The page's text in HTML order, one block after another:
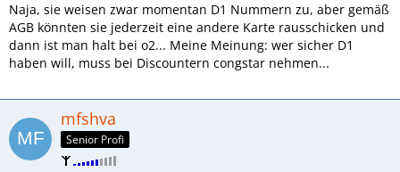
Naja, sie weisen zwar momentan D1 Nummern zu, aber gemäß
AGB könnten sie jederzeit eine andere Karte rausschicken und
dann ist man halt bei o2... Meine Meinung: wer sicher D1
haben will, muss bei Discountern congstar nehmen...
mfshva
Senior Profi